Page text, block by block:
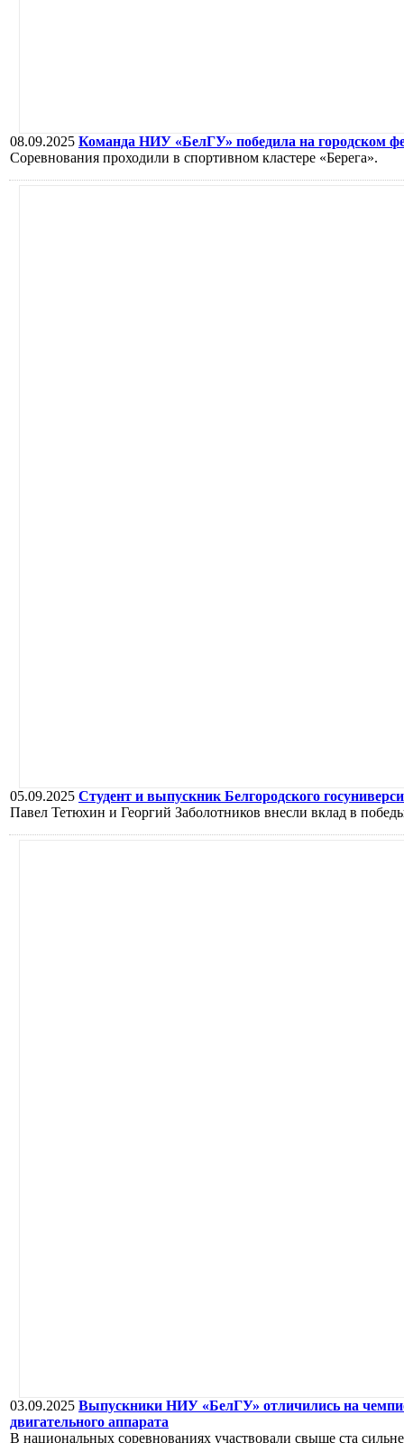
08.09.2025 Команда НИУ «БелГУ» победила на городском
Соревнования проходили в спортивном кластере «Берега».
05.09.2025 Студент и выпускник Белгородского
Павел Тетюхин и Георгий Заболотников внесли вклад в
03.09.2025 Выпускники НИУ «БелГУ» отличились на
двигательного аппарата
В национальных соревнованиях участвовали свыше ста